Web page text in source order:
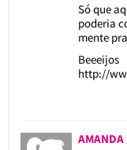
Só que
poderia
mente
Beeeijos
http://
AMANDA